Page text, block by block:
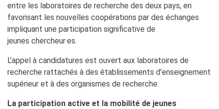
entre les laboratoires de recherche des deux pays, en
favorisant les nouvelles coopérations par des échanges
impliquant une participation significative de
jeunes chercheur·es.
L’appel à candidatures est ouvert aux laboratoires de
recherche rattachés à des établissements d’enseignement
supérieur et à des organismes de recherche.
La participation active et la mobilité de jeunes